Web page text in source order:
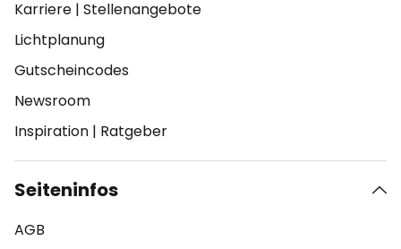
Karriere | Stellenangebote
Lichtplanung
Gutscheincodes
Newsroom
Inspiration | Ratgeber
Seiteninfos
AGB